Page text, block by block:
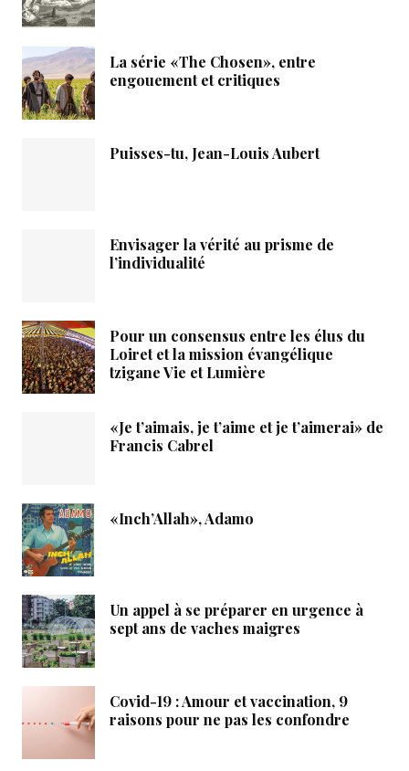
La série «The Chosen», entre
engouement et critiques
Puisses-tu, Jean-Louis Aubert
Envisager la vérité au prisme de
l’individualité
Pour un consensus entre les élus du
Loiret et la mission évangélique
tzigane Vie et Lumière
«Je t’aimais, je t’aime et je t’aimerai» de
Francis Cabrel
«Inch’Allah», Adamo
Un appel à se préparer en urgence à
sept ans de vaches maigres
Covid-19 : Amour et vaccination, 9
raisons pour ne pas les confondre